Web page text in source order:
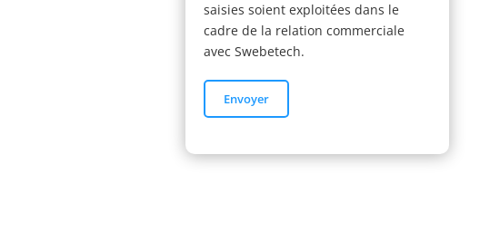
saisies soient exploitées dans le
cadre de la relation commerciale
avec Swebetech.
Envoyer